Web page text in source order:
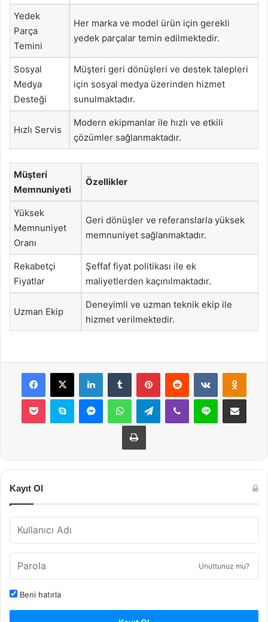
Yedek
Parça
Temini
Her marka ve model ürün için gerekli
yedek parçalar temin edilmektedir.
Sosyal
Medya
Desteği
Müşteri geri dönüşleri ve destek talepleri
için sosyal medya üzerinden hizmet
sunulmaktadır.
Hızlı Servis
Modern ekipmanlar ile hızlı ve etkili
çözümler sağlanmaktadır.
Müşteri
Memnuniyeti
Özellikler
Yüksek
Memnuniyet
Oranı
Geri dönüşler ve referanslarla yüksek
memnuniyet sağlanmaktadır.
Rekabetçi
Fiyatlar
Şeffaf fiyat politikası ile ek
maliyetlerden kaçınılmaktadır.
Uzman Ekip
Deneyimli ve uzman teknik ekip ile
hizmet verilmektedir.
Facebook
X LinkedInTumblr PinterestReddit VKontakte
Pocket Skype MessengerWhatsAppTelegramViber Line E-Posta ile
Yazdır
Kayıt Ol
Unuttunuz mu?
Beni hatırla